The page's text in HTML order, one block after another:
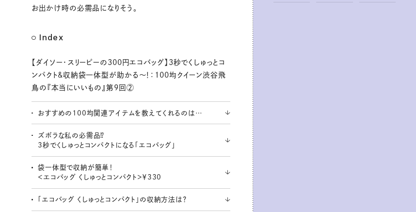
お出かけ時の必需品になりそう。
Index
【ダイソー・スリーピーの300円エコバッグ】3秒でくしゅっとコ
ンパクト&収納袋一体型が助かる～！：100均クイーン渋谷飛
鳥の『本当にいいもの』第9回②
おすすめの100均関連アイテムを教えてくれるのは…
ズボラな私の必需品⁉
3秒でくしゅっとコンパクトになる「エコバッグ」
袋一体型で収納が簡単！
＜エコバッグ くしゅっとコンパクト＞￥330
「エコバッグ くしゅっとコンパクト」の収納方法は？